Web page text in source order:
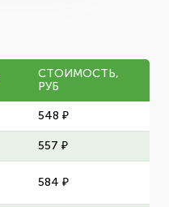
СТОИМОСТЬ,
РУБ
548 ₽
557 ₽
584 ₽